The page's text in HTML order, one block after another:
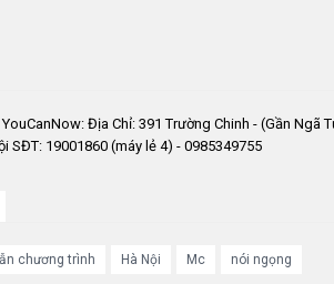
Địa Chỉ: 391 Trường Chinh - (Gần Ngã
SĐT: 19001860 (máy lẻ 4) - 0985349755
chương trình Hà Nội Mc nói ngọng